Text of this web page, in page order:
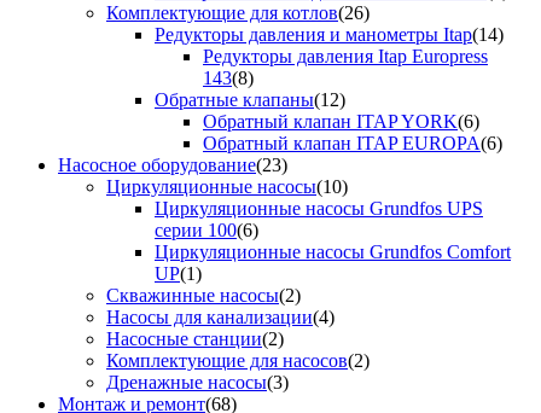
Комплектующие для котлов(26)
Редукторы давления и манометры Itap(14)
Редукторы давления Itap Europress
143(8)
Обратные клапаны(12)
Обратный клапан ITAP YORK(6)
Обратный клапан ITAP EUROPA(6)
Насосное оборудование(23)
Циркуляционные насосы(10)
Циркуляционные насосы Grundfos UPS
серии 100(6)
Циркуляционные насосы Grundfos Comfort
UP(1)
Скважинные насосы(2)
Насосы для канализации(4)
Насосные станции(2)
Комплектующие для насосов(2)
Дренажные насосы(3)
Монтаж и ремонт(68)